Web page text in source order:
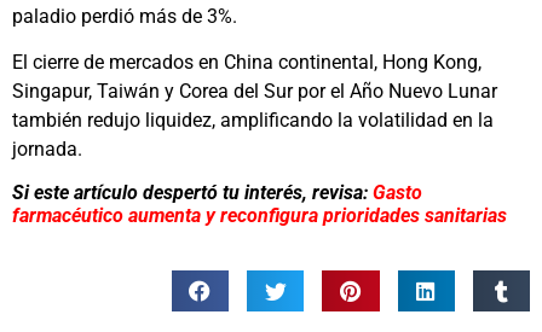
paladio perdió más de 3%.
El cierre de mercados en China continental, Hong Kong,
Singapur, Taiwán y Corea del Sur por el Año Nuevo Lunar
también redujo liquidez, amplificando la volatilidad en la
jornada.
Si este artículo despertó tu interés, revisa: Gasto
farmacéutico aumenta y reconfigura prioridades sanitarias